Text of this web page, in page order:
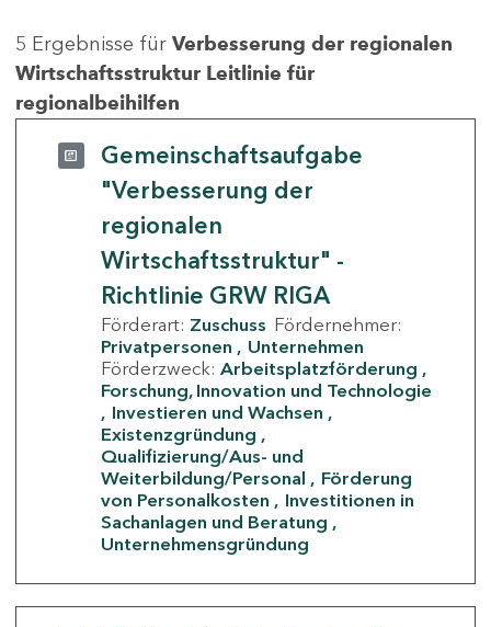
5 Ergebnisse für Verbesserung der regionalen
Wirtschaftsstruktur Leitlinie für
regionalbeihilfen
Gemeinschaftsaufgabe
"Verbesserung der
regionalen
Wirtschaftsstruktur" -
Richtlinie GRW RIGA
Förderart: Zuschuss Fördernehmer:
Privatpersonen
Unternehmen
Förderzweck: Arbeitsplatzförderung
Forschung, Innovation und Technologie
Investieren und Wachsen
Existenzgründung
Qualifizierung/Aus- und
Weiterbildung/Personal
Förderung
von Personalkosten
Investitionen in
Sachanlagen und Beratung
Unternehmensgründung